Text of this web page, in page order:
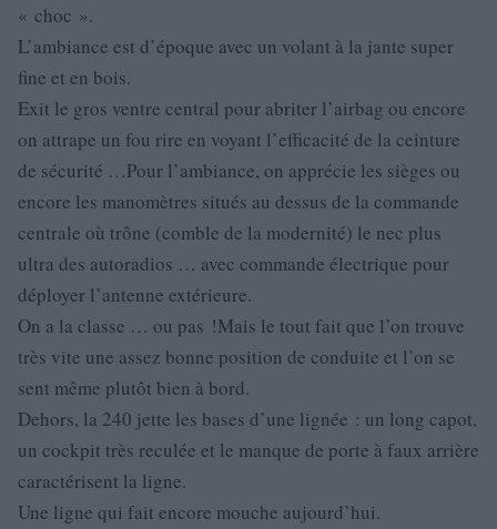
« choc ».
L’ambiance est d’époque avec un volant à la jante super
fine et en bois.
Exit le gros ventre central pour abriter l’airbag ou encore
on attrape un fou rire en voyant l’efficacité de la ceinture
de sécurité …Pour l’ambiance, on apprécie les sièges ou
encore les manomètres situés au dessus de la commande
centrale où trône (comble de la modernité) le nec plus
ultra des autoradios … avec commande électrique pour
déployer l’antenne extérieure.
On a la classe … ou pas !Mais le tout fait que l’on trouve
très vite une assez bonne position de conduite et l’on se
sent même plutôt bien à bord.
Dehors, la 240 jette les bases d’une lignée : un long capot,
un cockpit très reculée et le manque de porte à faux arrière
caractérisent la ligne.
Une ligne qui fait encore mouche aujourd’hui.